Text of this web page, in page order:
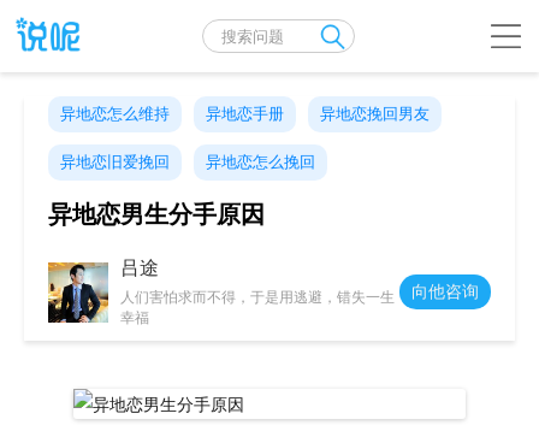
异地恋怎么维持 异地恋手册 异地恋挽回男友
异地恋旧爱挽回 异地恋怎么挽回
异地恋男生分手原因
吕途
人们害怕求而不得，于是用逃避，错失一生
幸福
向他咨询